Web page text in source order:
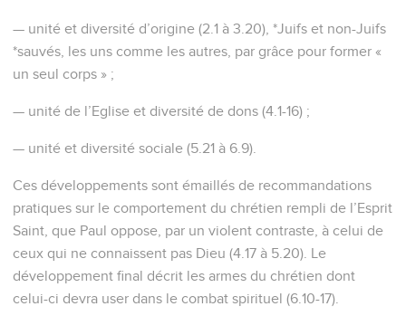
— unité et diversité d’origine (2.1 à 3.20), *Juifs et non-Juifs
*sauvés, les uns comme les autres, par grâce pour former «
un seul corps » ;
— unité de l’Eglise et diversité de dons (4.1-16) ;
— unité et diversité sociale (5.21 à 6.9).
Ces développements sont émaillés de recommandations
pratiques sur le comportement du chrétien rempli de l’Esprit
Saint, que Paul oppose, par un violent contraste, à celui de
ceux qui ne connaissent pas Dieu (4.17 à 5.20). Le
développement final décrit les armes du chrétien dont
celui-ci devra user dans le combat spirituel (6.10-17).